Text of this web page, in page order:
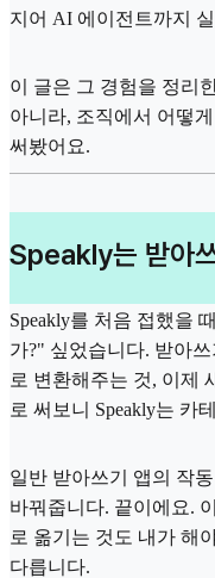
지어 AI 에이전트까지
이 글은 그 경험을 정리
아니라, 조직에서 어떻
써봤어요.
Speakly는 받아
Speakly를 처음 접했을
가?" 싶었습니다. 받아
로 변환해주는 것, 이제
로 써보니 Speakly는 카
일반 받아쓰기 앱의 작
바꿔줍니다. 끝이에요.
로 옮기는 것도 내가 해
다릅니다.